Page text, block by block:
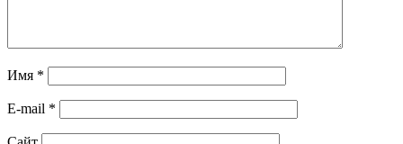
Имя *
E-mail *